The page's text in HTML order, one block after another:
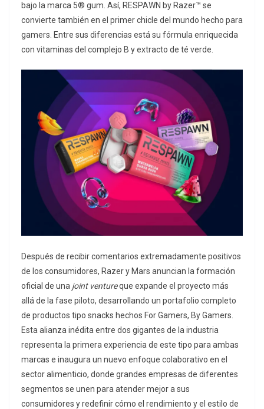
bajo la marca 5® gum. Así, RESPAWN by Razer™ se
convierte también en el primer chicle del mundo hecho para
gamers. Entre sus diferencias está su fórmula enriquecida
con vitaminas del complejo B y extracto de té verde.
Después de recibir comentarios extremadamente positivos
de los consumidores, Razer y Mars anuncian la formación
oficial de una joint ventureque expande el proyecto más
allá de la fase piloto, desarrollando un portafolio completo
de productos tipo snacks hechos For Gamers, By Gamers.
Esta alianza inédita entre dos gigantes de la industria
representa la primera experiencia de este tipo para ambas
marcas e inaugura un nuevo enfoque colaborativo en el
sector alimenticio, donde grandes empresas de diferentes
segmentos se unen para atender mejor a sus
consumidores y redefinir cómo el rendimiento y el estilo de